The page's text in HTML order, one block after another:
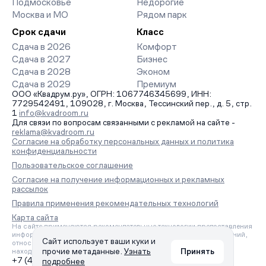
Подмосковье
Москва и МО
Недорогие
Рядом парк
Срок сдачи
Сдача в 2026
Сдача в 2027
Сдача в 2028
Сдача в 2029
Класс
Комфорт
Бизнес
Эконом
Премиум
ООО «Квадрум.ру», ОГРН: 1067746345699, ИНН:
7729542491, 109028, г. Москва, Тессинский пер., д. 5, стр.
1 info@kvadroom.ru
Для связи по вопросам связанными с рекламой на сайте -
reklama@kvadroom.ru
Согласие на обработку персональных данных и политика
конфиденциальности
Пользовательское соглашение
Согласие на получение информационных и рекламных
рассылок
Правила применения рекомендательных технологий
Карта сайта
На сайте применяются рекомендательные технологии предоставления
информации на основе сбора, систематизации и анализа сведений,
относящихся к предпочтениям пользователей сети «Интернет»,
находящихся на территории Российской Федерации.
+7 (495) 157-88-80
Сайт использует ваши куки и
прочие метаданные. Узнать
подробнее
Принять